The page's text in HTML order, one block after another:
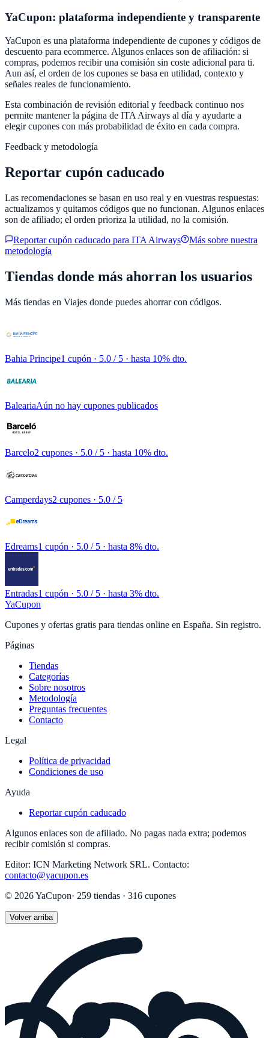
YaCupon: plataforma independiente y transparente
YaCupon es una plataforma independiente de cupones y códigos de
descuento para ecommerce. Algunos enlaces son de afiliación: si
compras, podemos recibir una comisión sin coste adicional para ti.
Aun así, el orden de los cupones se basa en utilidad, contexto y
señales reales de funcionamiento.
Esta combinación de revisión editorial y feedback continuo nos
permite mantener la página de ITA Airways al día y ayudarte a
elegir cupones con más probabilidad de éxito en cada compra.
Feedback y metodología
Reportar cupón caducado
Las recomendaciones se basan en uso real y en vuestras respuestas:
actualizamos y quitamos códigos que no funcionan. Algunos enlaces
son de afiliado; el orden prioriza la utilidad, no la comisión.
Reportar cupón caducado para ITA Airways
Más sobre nuestra
metodología
Tiendas donde más ahorran los usuarios
Más tiendas en Viajes donde puedes ahorrar con códigos.
Bahia Principe1 cupón · 5.0 / 5 · hasta 10% dto.
BaleariaAún no hay cupones publicados
Barcelo2 cupones · 5.0 / 5 · hasta 10% dto.
Camperdays2 cupones · 5.0 / 5
Edreams1 cupón · 5.0 / 5 · hasta 8% dto.
Entradas1 cupón · 5.0 / 5 · hasta 3% dto.
YaCupon
Cupones y ofertas gratis para tiendas online en España. Sin registro.
Páginas
Tiendas
Categorías
Sobre nosotros
Metodología
Preguntas frecuentes
Contacto
Legal
Política de privacidad
Condiciones de uso
Ayuda
Reportar cupón caducado
Algunos enlaces son de afiliado. No pagas nada extra; podemos
recibir comisión si compras.
Editor: ICN Marketing Network SRL. Contacto:
contacto@yacupon.es
© 2026YaCupon· 259 tiendas · 316 cupones
Volver arriba